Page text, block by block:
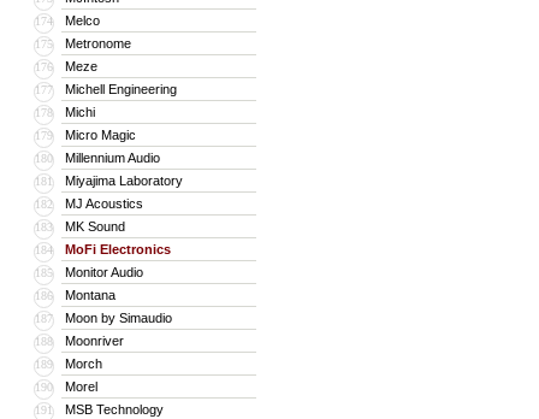
174 Melco
175 Metronome
176 Meze
177 Michell Engineering
178 Michi
179 Micro Magic
180 Millennium Audio
181 Miyajima Laboratory
182 MJ Acoustics
183 MK Sound
184 MoFi Electronics
185 Monitor Audio
186 Montana
187 Moon by Simaudio
188 Moonriver
189 Morch
190 Morel
191 MSB Technology